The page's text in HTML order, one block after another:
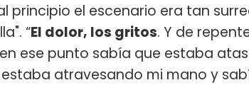
principio el escenario era tan
“El dolor, los gritos. Y de
ese punto sabía que estaba
estaba atravesando mi mano y